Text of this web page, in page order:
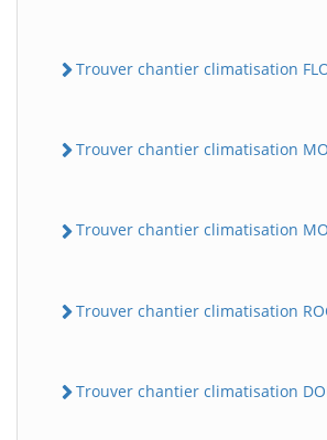
Trouver chantier climatisation
Trouver chantier climatisation
Trouver chantier climatisation
Trouver chantier climatisation
Trouver chantier climatisation